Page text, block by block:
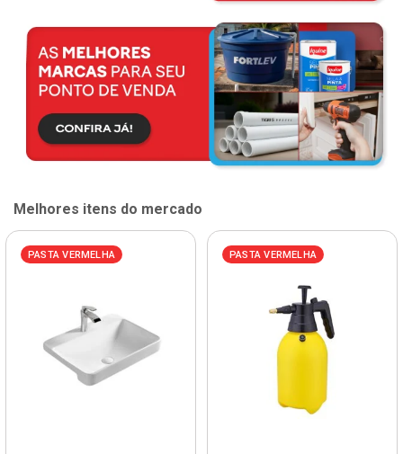
Melhores itens do mercado
PASTA VERMELHA PASTA VERMELHA